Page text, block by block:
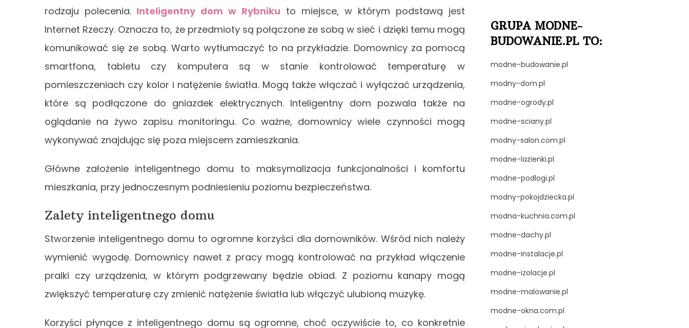
rodzaju polecenia. Inteligentny dom w Rybniku to miejsce, w którym podstawą jest
Internet Rzeczy. Oznacza to, że przedmioty są połączone ze sobą w sieć i dzięki temu mogą
komunikować się ze sobą. Warto wytłumaczyć to na przykładzie. Domownicy za pomocą
smartfona, tabletu czy komputera są w stanie kontrolować temperaturę w
pomieszczeniach czy kolor i natężenie światła. Mogą także włączać i wyłączać urządzenia,
które są podłączone do gniazdek elektrycznych. Inteligentny dom pozwala także na
oglądanie na żywo zapisu monitoringu. Co ważne, domownicy wiele czynności mogą
wykonywać znajdując się poza miejscem zamieszkania.
Główne założenie inteligentnego domu to maksymalizacja funkcjonalności i komfortu
mieszkania, przy jednoczesnym podniesieniu poziomu bezpieczeństwa.
Zalety inteligentnego domu
Stworzenie inteligentnego domu to ogromne korzyści dla domowników. Wśród nich należy
wymienić wygodę. Domownicy nawet z pracy mogą kontrolować na przykład włączenie
pralki czy urządzenia, w którym podgrzewany będzie obiad. Z poziomu kanapy mogą
zwiększyć temperaturę czy zmienić natężenie światła lub włączyć ulubioną muzykę.
Korzyści płynące z inteligentnego domu są ogromne, choć oczywiście to, co konkretnie
GRUPA MODNE-
BUDOWANIE.PL TO:
modne-budowanie.pl
modny-dom.pl
modne-ogrody.pl
modne-sciany.pl
modny-salon.com.pl
modne-lazienki.pl
modne-podlogi.pl
modny-pokojdziecka.pl
modna-kuchnia.com.pl
modne-dachy.pl
modne-instalacje.pl
modne-izolacje.pl
modne-malowanie.pl
modne-okna.com.pl